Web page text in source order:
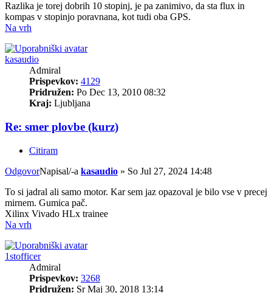
Razlika je torej dobrih 10 stopinj, je pa zanimivo, da sta flux in
kompas v stopinjo poravnana, kot tudi oba GPS.
Na vrh
kasaudio
Admiral
Prispevkov: 4129
Pridružen: Po Dec 13, 2010 08:32
Kraj: Ljubljana
Re: smer plovbe (kurz)
Citiram
OdgovorNapisal/-a kasaudio » So Jul 27, 2024 14:48
To si jadral ali samo motor. Kar sem jaz opazoval je bilo vse v precej
mirnem. Gumica pač.
Xilinx Vivado HLx trainee
Na vrh
1stofficer
Admiral
Prispevkov: 3268
Pridružen: Sr Maj 30, 2018 13:14